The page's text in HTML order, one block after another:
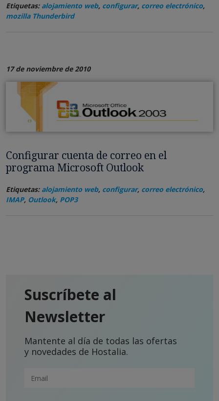
Etiquetas: alojamiento web, configurar, correo electrónico,
mozilla Thunderbird
17 de noviembre de 2010
Configurar cuenta de correo en el
programa Microsoft Outlook
Etiquetas: alojamiento web, configurar, correo electrónico,
IMAP, Outlook, POP3
Suscríbete al
Newsletter
Mantente al día de todas las ofertas
y novedades de Hostalia.